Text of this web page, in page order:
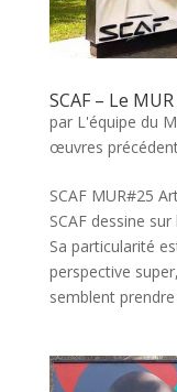
SCAF – Le
par L'équipe du
œuvres
SCAF MUR#25
SCAF dessine
Sa particularité
perspective
semblent